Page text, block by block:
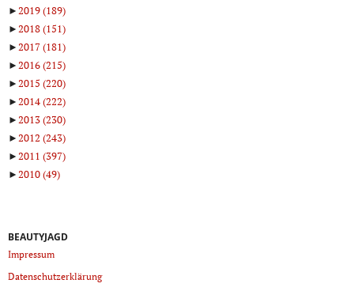
►2019(189)
►2018(151)
►2017(181)
►2016(215)
►2015 (220)
►2014(222)
►2013(230)
►2012 (243)
►2011 (397)
►2010(49)
BEAUTYJAGD
Impressum
Datenschutzerklärung